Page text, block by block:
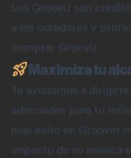
Los Grooviz son
a los curadores y
comprar Grooviz.
Maximiza tu
Te ayudamos a
adecuados para tu
más éxito en Groover
impacto de su música